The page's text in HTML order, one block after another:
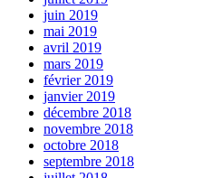
juin 2019
mai 2019
avril 2019
mars 2019
février 2019
janvier 2019
décembre 2018
novembre 2018
octobre 2018
septembre 2018